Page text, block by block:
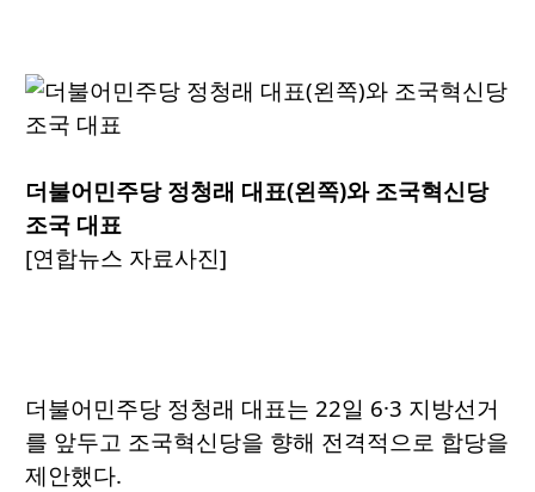
더불어민주당 정청래 대표(왼쪽)와 조국혁신당
조국 대표
[연합뉴스 자료사진]
더불어민주당 정청래 대표는 22일 6·3 지방선거
를 앞두고 조국혁신당을 향해 전격적으로 합당을
제안했다.